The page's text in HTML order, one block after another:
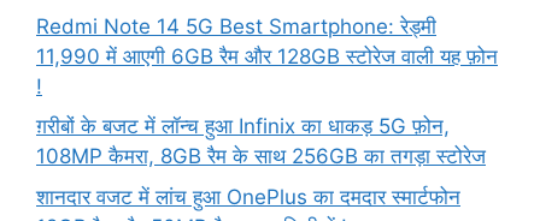
Redmi Note 14 5G Best Smartphone: रेड्मी
11,990 में आएगी 6GB रैम और 128GB स्टोरेज वाली यह फ़ोन
!
ग़रीबों के बजट में लॉन्च हुआ Infinix का धाकड़ 5G फ़ोन,
108MP कैमरा, 8GB रैम के साथ 256GB का तगड़ा स्टोरेज
शानदार वजट में लांच हुआ OnePlus का दमदार स्मार्टफोन